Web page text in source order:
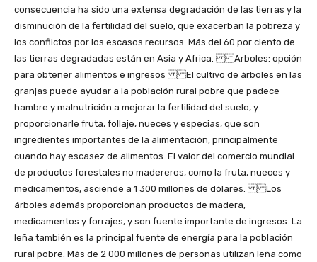
consecuencia ha sido una extensa degradación de las tierras y la
disminución de la fertilidad del suelo, que exacerban la pobreza y
los conflictos por los escasos recursos. Más del 60 por ciento de
las tierras degradadas están en Asia y Africa. Arboles: opción
para obtener alimentos e ingresos El cultivo de árboles en las
granjas puede ayudar a la población rural pobre que padece
hambre y malnutrición a mejorar la fertilidad del suelo, y
proporcionarle fruta, follaje, nueces y especias, que son
ingredientes importantes de la alimentación, principalmente
cuando hay escasez de alimentos. El valor del comercio mundial
de productos forestales no madereros, como la fruta, nueces y
medicamentos, asciende a 1 300 millones de dólares. Los
árboles además proporcionan productos de madera,
medicamentos y forrajes, y son fuente importante de ingresos. La
leña también es la principal fuente de energía para la población
rural pobre. Más de 2 000 millones de personas utilizan leña como